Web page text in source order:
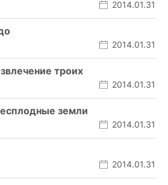
2014.01.31
2014.01.31
троих
2014.01.31
земли
2014.01.31
2014.01.31